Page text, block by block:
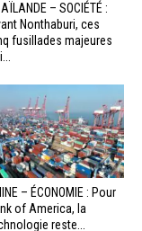
– SOCIÉTÉ :
Nonthaburi, ces
fusillades majeures
– ÉCONOMIE : Pour
of America, la
reste...